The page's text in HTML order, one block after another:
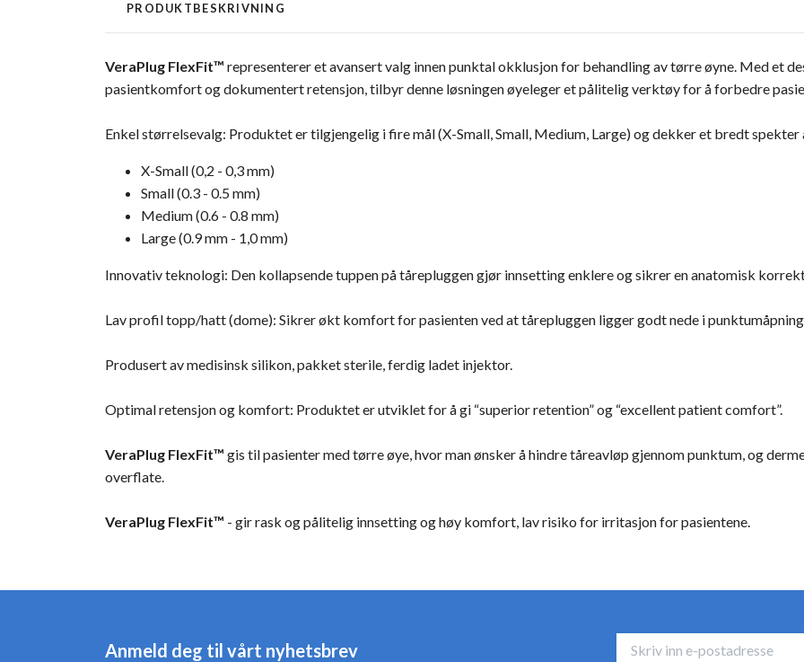
PRODUKTBESKRIVNING
VeraPlug FlexFit™ representerer et avansert valg innen punktal okklusjon for behandling av tørre øyne. Med et
pasientkomfort og dokumentert retensjon, tilbyr denne løsningen øyeleger et pålitelig verktøy for å forbedre
Enkel størrelsevalg: Produktet er tilgjengelig i fire mål (X-Small, Small, Medium, Large) og dekker et bredt spekter
X-Small (0,2 - 0,3 mm)
Small (0.3 - 0.5 mm)
Medium (0.6 - 0.8 mm)
Large (0.9 mm - 1,0 mm)
Innovativ teknologi: Den kollapsende tuppen på tårepluggen gjør innsetting enklere og sikrer en anatomisk
Lav profil topp/hatt (dome): Sikrer økt komfort for pasienten ved at tårepluggen ligger godt nede i
Produsert av medisinsk silikon, pakket sterile, ferdig ladet injektor.
Optimal retensjon og komfort: Produktet er utviklet for å gi “superior retention” og “excellent patient comfort”.
VeraPlug FlexFit™ gis til pasienter med tørre øye, hvor man ønsker å hindre tåreavløp gjennom punktum, og
overflate.
VeraPlug FlexFit™ - gir rask og pålitelig innsetting og høy komfort, lav risiko for irritasjon for pasientene.
Anmeld deg til vårt nyhetsbrev